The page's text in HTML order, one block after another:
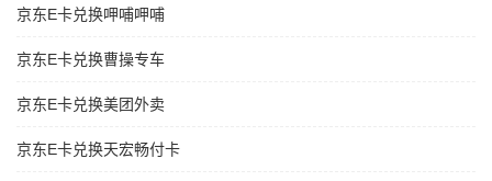
京东E卡兑换呷哺呷哺
京东E卡兑换曹操专车
京东E卡兑换美团外卖
京东E卡兑换天宏畅付卡